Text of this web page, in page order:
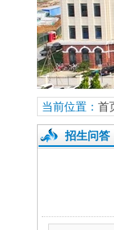
当前位置： 首
招生问答